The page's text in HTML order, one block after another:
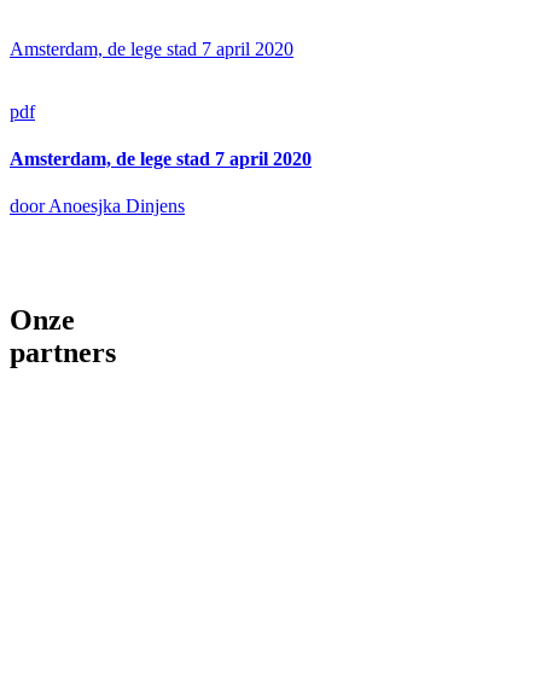
Amsterdam, de lege stad 7 april 2020
pdf
Amsterdam, de lege stad 7 april 2020
door Anoesjka Dinjens
Onze
partners